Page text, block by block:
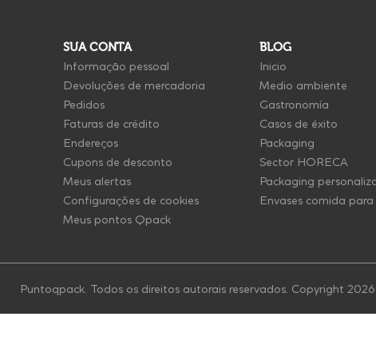
SUA CONTA
Informação pessoal
Devoluções de mercadoria
Pedidos
Faturas de crédito
Endereços
Cupons de desconto
Meus alertas
Configurações de cookies
Meus pontos Qpack
BLOG
Inicio
Medio ambiente
Gastronomía
Casos de éxito
Packaging
Sector HORECA
Packaging
Envases comida
Puntoqpack. Todos os direitos autorais reservados. Copyright 2026